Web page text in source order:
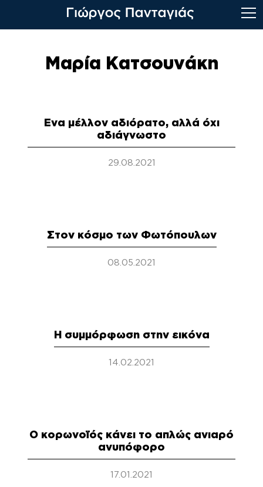
Μαρία Κατσουνάκη
Ενα μέλλον αδιόρατο, αλλά όχι
αδιάγνωστο
29.08.2021
Στον κόσμο των Φωτόπουλων
08.05.2021
Η συμμόρφωση στην εικόνα
14.02.2021
Ο κορωνοϊός κάνει το απλώς ανιαρό
ανυπόφορο
17.01.2021